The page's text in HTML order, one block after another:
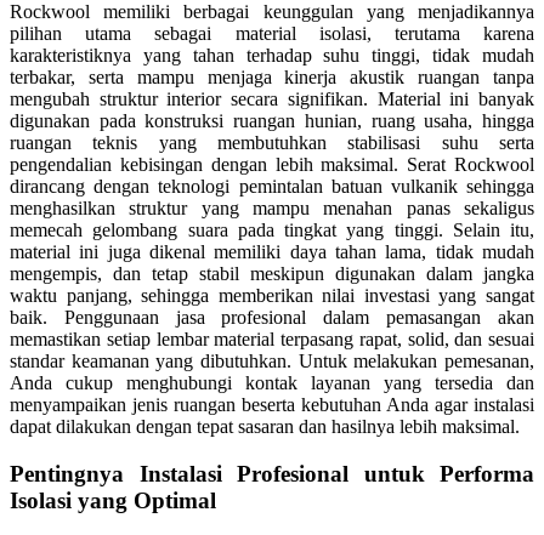
Rockwool memiliki berbagai keunggulan yang menjadikannya
pilihan utama sebagai material isolasi, terutama karena
karakteristiknya yang tahan terhadap suhu tinggi, tidak mudah
terbakar, serta mampu menjaga kinerja akustik ruangan tanpa
mengubah struktur interior secara signifikan. Material ini banyak
digunakan pada konstruksi ruangan hunian, ruang usaha, hingga
ruangan teknis yang membutuhkan stabilisasi suhu serta
pengendalian kebisingan dengan lebih maksimal. Serat Rockwool
dirancang dengan teknologi pemintalan batuan vulkanik sehingga
menghasilkan struktur yang mampu menahan panas sekaligus
memecah gelombang suara pada tingkat yang tinggi. Selain itu,
material ini juga dikenal memiliki daya tahan lama, tidak mudah
mengempis, dan tetap stabil meskipun digunakan dalam jangka
waktu panjang, sehingga memberikan nilai investasi yang sangat
baik. Penggunaan jasa profesional dalam pemasangan akan
memastikan setiap lembar material terpasang rapat, solid, dan sesuai
standar keamanan yang dibutuhkan. Untuk melakukan pemesanan,
Anda cukup menghubungi kontak layanan yang tersedia dan
menyampaikan jenis ruangan beserta kebutuhan Anda agar instalasi
dapat dilakukan dengan tepat sasaran dan hasilnya lebih maksimal.
Pentingnya Instalasi Profesional untuk Performa
Isolasi yang Optimal